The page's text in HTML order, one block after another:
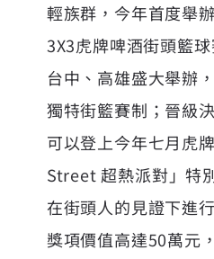
輕族群，今年首度舉
3X3虎牌啤酒街頭籃
台中、高雄盛大舉辦
獨特街籃賽制；晉級
可以登上今年七月虎
Street 超熱派對」特
在街頭人的見證下進
獎項價值高達50萬元